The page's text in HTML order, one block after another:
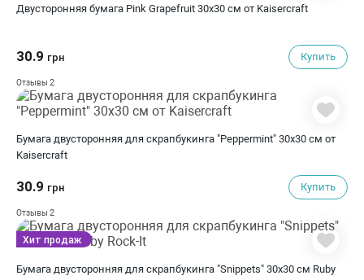
Двусторонняя бумага Pink Grapefruit 30х30 см от Kaisercraft
30.9 грн Купить
Отзывы 2
Бумага двусторонняя для скрапбукинга "Peppermint" 30х30 см от
Kaisercraft
30.9 грн Купить
Отзывы 2
Бумага двусторонняя для скрапбукинга "Snippets" 30х30 см Ruby
Хит продаж